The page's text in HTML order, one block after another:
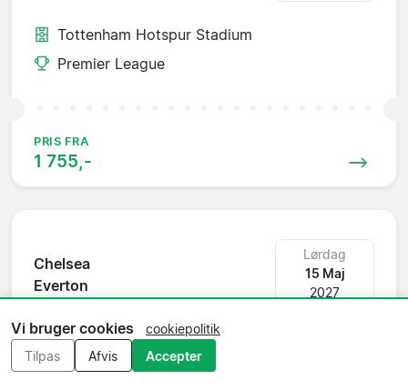
Tottenham Hotspur Stadium
Premier League
PRIS FRA
1 755,-
Chelsea
Everton
Lørdag
15 Maj
2027
Stamford Bridge
Premier League
Vi bruger cookies
cookiepolitik
Tilpas
Afvis Accepter